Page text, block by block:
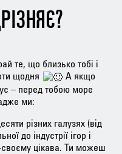
те, що близько тобі і
щодня
А якщо
– перед тобою море
ми:
різних галузях (від
до індустрії ігор і
цікава. Ти можеш